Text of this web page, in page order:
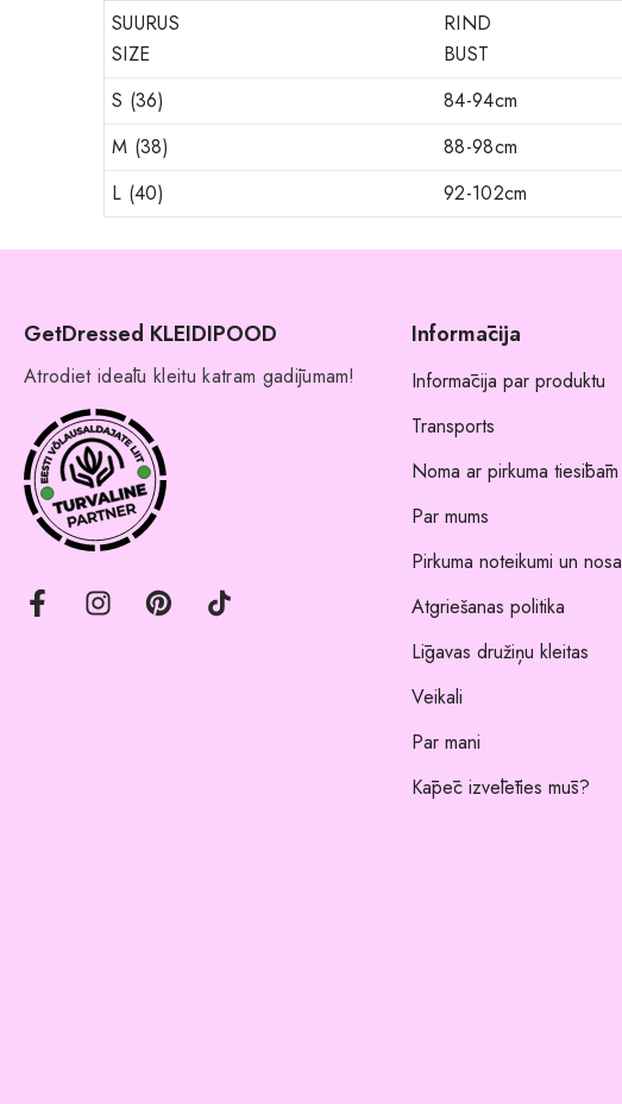
SUURUS
SIZE
RIND
BUST
S (36)
84-94cm
M (38)
88-98cm
L (40)
92-102cm
GetDressed KLEIDIPOOD
Atrodiet ideālu kleitu katram gadījumam!
Informācija
Informācija par produktu
Transports
Noma ar pirkuma tiesībām
Par mums
Pirkuma noteikumi un
Atgriešanas politika
Līgavas družiņu kleitas
Veikali
Par mani
Kāpēc izvēlēties mūs?